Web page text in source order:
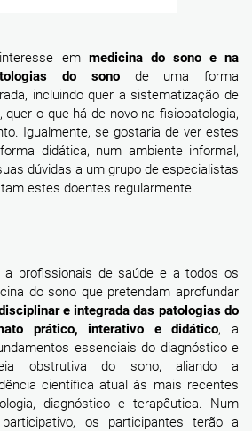
em medicina do sono e na
do sonode uma forma
incluindo quer a sistematização de
quer o que há de novo na fisiopatologia,
Igualmente, se gostaria de ver estes
didática, num ambiente informal,
dúvidas a um grupo de especialistas
estes doentes regularmente.
a profissionais de saúde e a todos os
do sono que pretendam aprofundar
e integrada das patologias do
prático, interativo e didático, a
essenciais do diagnóstico e
obstrutiva do sono, aliando a
científica atual às mais recentes
diagnóstico e terapêutica. Num
os participantes terão a